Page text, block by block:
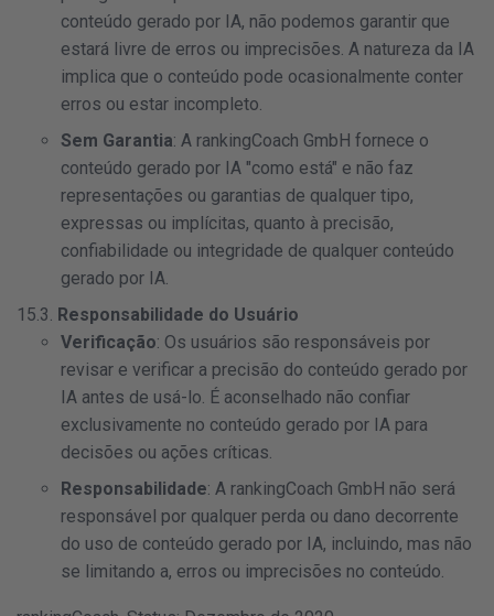
conteúdo gerado por IA, não podemos garantir que
estará livre de erros ou imprecisões. A natureza da IA
implica que o conteúdo pode ocasionalmente conter
erros ou estar incompleto.
Sem Garantia: A rankingCoach GmbH fornece o
conteúdo gerado por IA "como está" e não faz
representações ou garantias de qualquer tipo,
expressas ou implícitas, quanto à precisão,
confiabilidade ou integridade de qualquer conteúdo
gerado por IA.
15.3. Responsabilidade do Usuário
Verificação: Os usuários são responsáveis por
revisar e verificar a precisão do conteúdo gerado por
IA antes de usá-lo. É aconselhado não confiar
exclusivamente no conteúdo gerado por IA para
decisões ou ações críticas.
Responsabilidade: A rankingCoach GmbH não será
responsável por qualquer perda ou dano decorrente
do uso de conteúdo gerado por IA, incluindo, mas não
se limitando a, erros ou imprecisões no conteúdo.